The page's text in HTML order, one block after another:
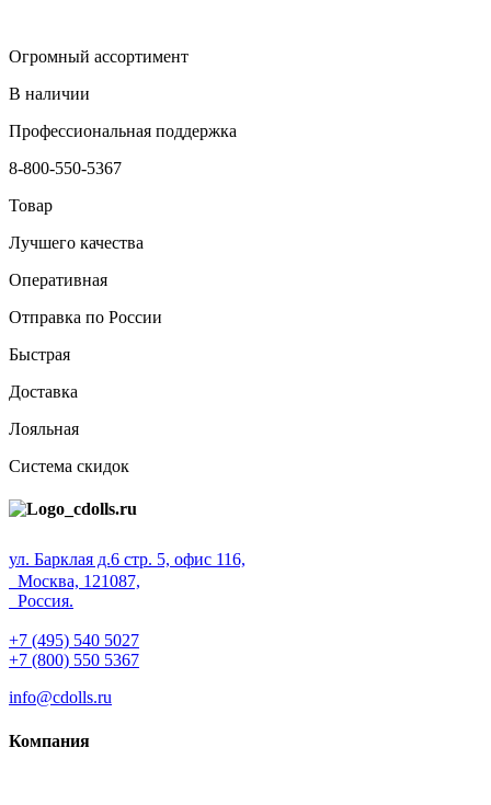
Огромный ассортимент
В наличии
Профессиональная поддержка
8-800-550-5367
Товар
Лучшего качества
Оперативная
Отправка по России
Быстрая
Доставка
Лояльная
Система скидок
ул. Барклая д.6 стр. 5, офис 116,
Москва, 121087,
Россия.
+7 (495) 540 5027
+7 (800) 550 5367
info@cdolls.ru
Компания